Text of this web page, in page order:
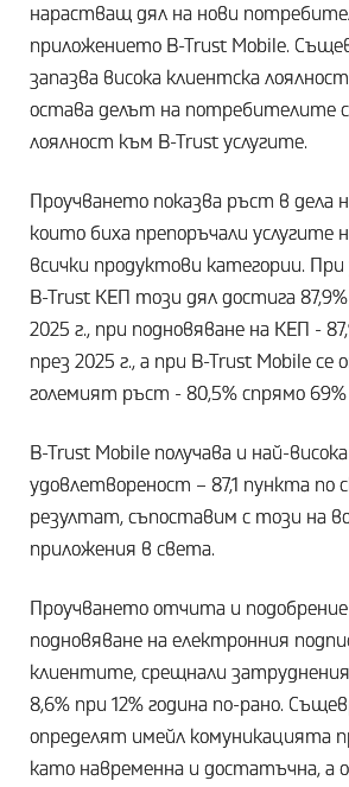
нарастващ дял на нови
приложението B-Trust Mobile.
запазва висока клиентска
остава делът на потребителите с
лоялност към B-Trust услугите.
Проучването показва ръст в дела
които биха препоръчали услугите
всички продуктови категории. При
B-Trust КЕП този дял достига
2025 г., при подновяване на КЕП -
през 2025 г., а при B-Trust Mobile
големият ръст - 80,5% спрямо 69%
B-Trust Mobile получава и най-
удовлетвореност – 87,1 пункта по
резултат, съпоставим с този на
приложения в света.
Проучването отчита и подобрение
подновяване на електронния
клиентите, срещнали
8,6% при 12% година по-рано.
определят имейл комуникацията
като навременна и достатъчна, а